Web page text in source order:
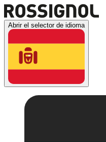
Abrir el selector de idioma